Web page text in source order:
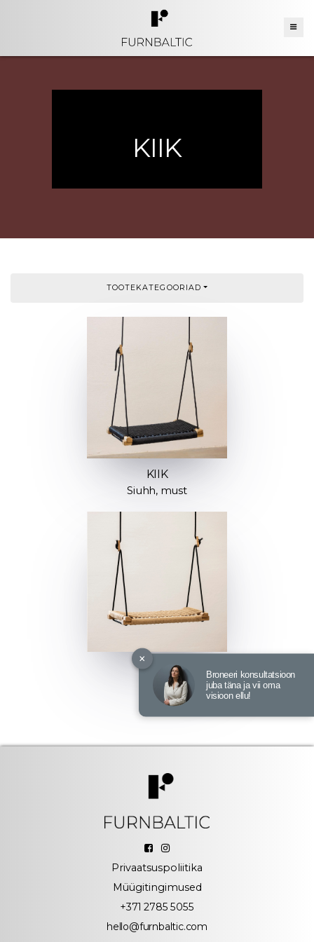
KIIK
TOOTEKATEGOORIAD
KIIK
Siuhh, must
KIIK
Siuhh
×
Broneeri konsultatsioon
juba täna ja vii oma
visioon ellu!
Privaatsuspoliitika
Müügitingimused
+371 2785 5055
hello@furnbaltic.com